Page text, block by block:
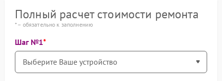
Полный расчет стоимости ремонта
* – обязательно к заполнению
Шаг №1